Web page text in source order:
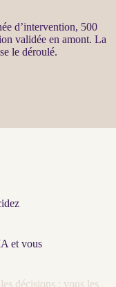
d’intervention, 500
validée en amont. La
le déroulé.
et vous
décisions ; vous les